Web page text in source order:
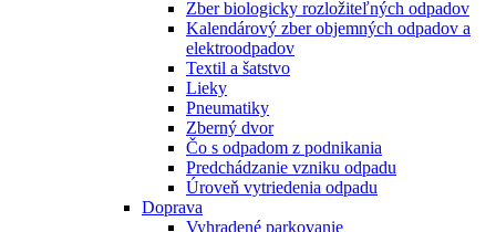
Zber biologicky rozložiteľných odpadov
Kalendárový zber objemných odpadov a
elektroodpadov
Textil a šatstvo
Lieky
Pneumatiky
Zberný dvor
Čo s odpadom z podnikania
Predchádzanie vzniku odpadu
Úroveň vytriedenia odpadu
Doprava
Vyhradené parkovanie